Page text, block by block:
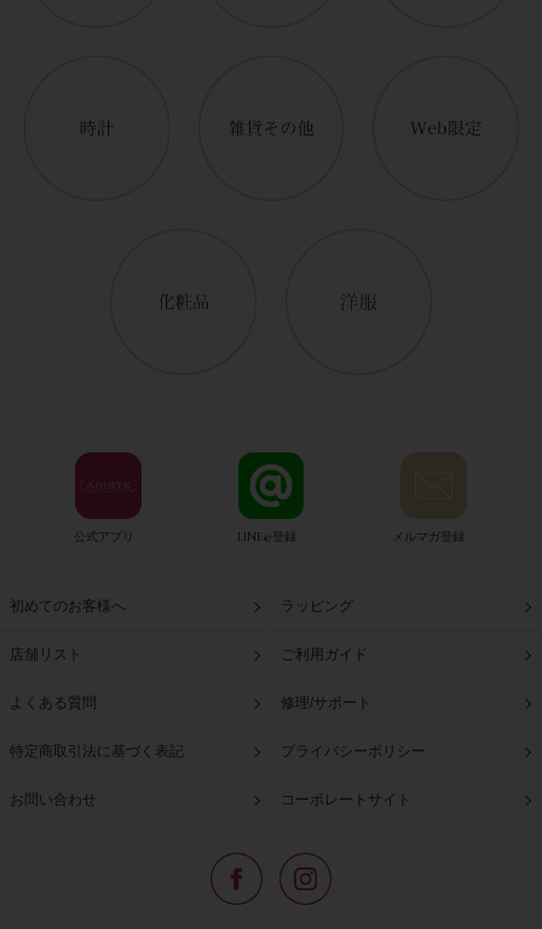
公式アプリ LINE@登録 メルマガ登録
初めてのお客様へ ラッピング
店舗リスト ご利用ガイド
よくある質問 修理/サポート
特定商取引法に基づく表記 プライバシーポリシー
お問い合わせ コーポレートサイト